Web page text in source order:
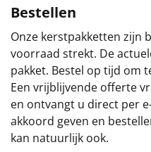
Sinterklaaspakketten
Particulier
Kerstgeschenken 2026
Relatiegeschenken
Bestellen
Onze kerstpakketten zijn
voorraad strekt. De
pakket. Bestel op tijd om
Een vrijblijvende offerte
en ontvangt u direct per
akkoord geven en
kan natuurlijk ook.